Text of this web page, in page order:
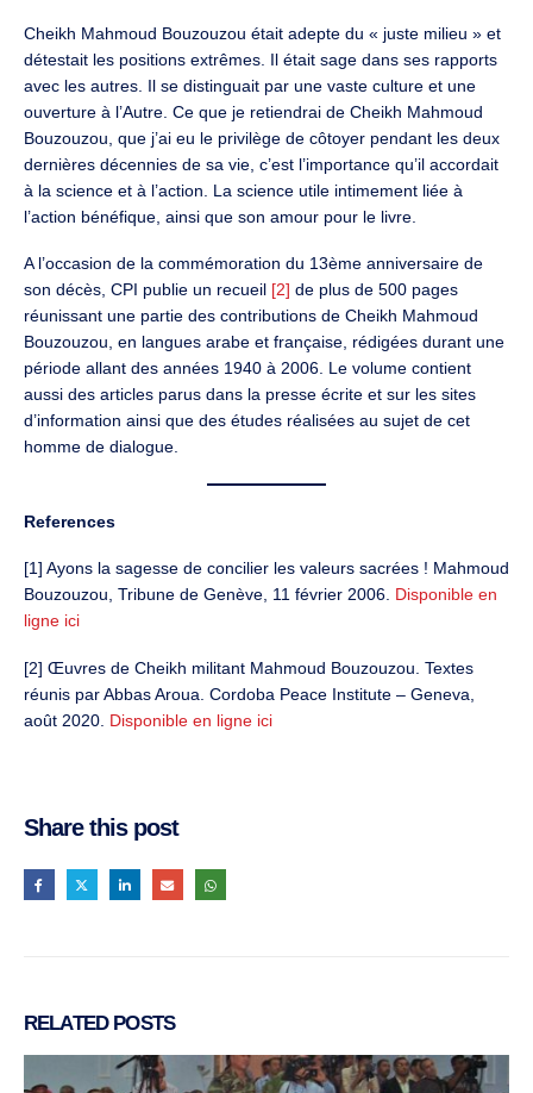
Cheikh Mahmoud Bouzouzou était adepte du « juste milieu » et
détestait les positions extrêmes. Il était sage dans ses rapports
avec les autres. Il se distinguait par une vaste culture et une
ouverture à l’Autre. Ce que je retiendrai de Cheikh Mahmoud
Bouzouzou, que j’ai eu le privilège de côtoyer pendant les deux
dernières décennies de sa vie, c’est l’importance qu’il accordait
à la science et à l’action. La science utile intimement liée à
l’action bénéfique, ainsi que son amour pour le livre.
A l’occasion de la commémoration du 13ème anniversaire de
son décès, CPI publie un recueil [2] de plus de 500 pages
réunissant une partie des contributions de Cheikh Mahmoud
Bouzouzou, en langues arabe et française, rédigées durant une
période allant des années 1940 à 2006. Le volume contient
aussi des articles parus dans la presse écrite et sur les sites
d’information ainsi que des études réalisées au sujet de cet
homme de dialogue.
References
[1] Ayons la sagesse de concilier les valeurs sacrées ! Mahmoud
Bouzouzou, Tribune de Genève, 11 février 2006. Disponible en
ligne ici
[2] Œuvres de Cheikh militant Mahmoud Bouzouzou. Textes
réunis par Abbas Aroua. Cordoba Peace Institute – Geneva,
août 2020. Disponible en ligne ici
Share this post
RELATED POSTS